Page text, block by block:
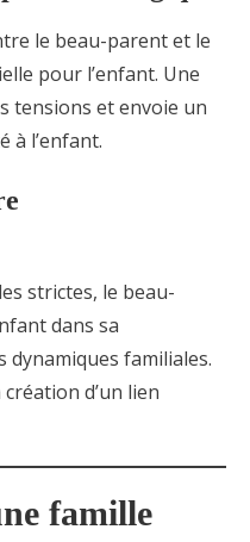
le beau-parent et le
pour l’enfant. Une
tensions et envoie un
à l’enfant.
strictes, le beau-
dans sa
dynamiques familiales.
d’un lien
famille